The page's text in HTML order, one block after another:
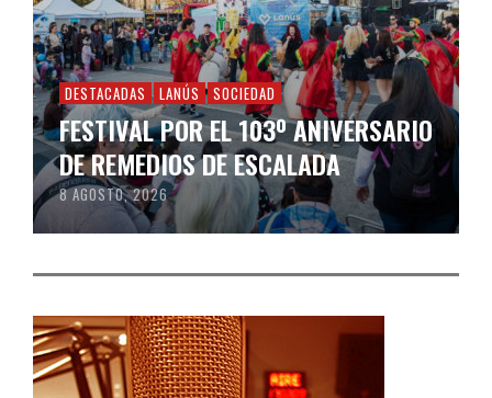
DESTACADAS LANÚS SOCIEDAD
FESTIVAL POR EL 103º ANIVERSARIO
DE REMEDIOS DE ESCALADA
8 AGOSTO, 2026